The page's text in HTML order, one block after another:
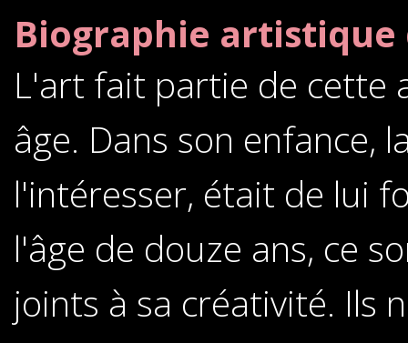
Biographie
L'art fait partie de cette
âge. Dans son enfance,
l'intéresser, était de lui
l'âge de douze ans, ce
joints à sa créativité. Ils